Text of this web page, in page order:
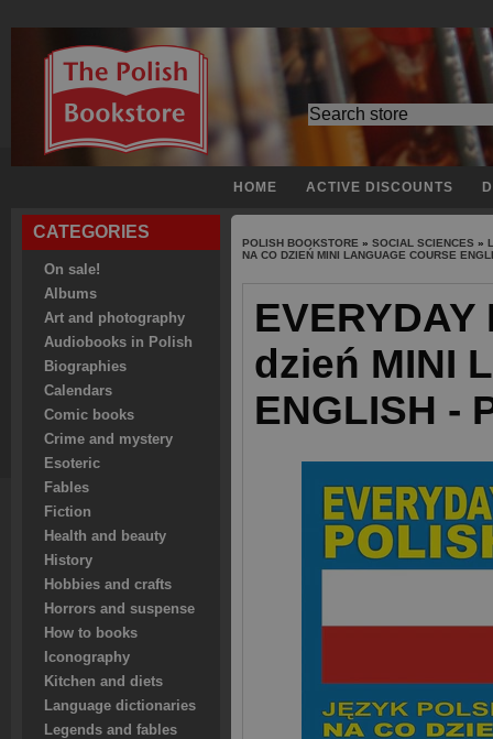
HOME ACTIVE DISCOUNTS
CATEGORIES
On sale!
Albums
Art and photography
Audiobooks in Polish
Biographies
Calendars
Comic books
Crime and mystery
Esoteric
Fables
Fiction
Health and beauty
History
Hobbies and crafts
Horrors and suspense
How to books
Iconography
Kitchen and diets
Language dictionaries
Legends and fables
POLISH BOOKSTORE » SOCIAL SCIENCES »
NA CO DZIEŃ MINI LANGUAGE COURSE
dzień MINI
ENGLISH -